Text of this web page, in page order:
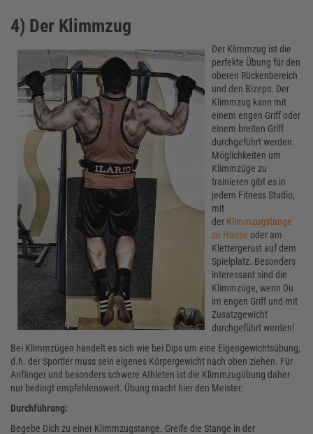
4) Der Klimmzug
Der Klimmzug ist die
perfekte Übung für den
oberen Rückenbereich
und den Bizeps. Der
Klimmzug kann mit
einem engen Griff oder
einem breiten Griff
durchgeführt werden.
Möglichkeiten um
Klimmzüge zu
trainieren gibt es in
jedem Fitness Studio,
mit
der Klimmzugstange
zu Hause oder am
Klettergerüst auf dem
Spielplatz. Besonders
interessant sind die
Klimmzüge, wenn Du
im engen Griff und mit
Zusatzgewicht
durchgeführt werden!
Bei Klimmzügen handelt es sich wie bei Dips um eine Eigengewichtsübung,
d.h. der Sportler muss sein eigenes Körpergewicht nach oben ziehen. Für
Anfänger und besonders schwere Athleten ist die Klimmzugübung daher
nur bedingt empfehlenswert. Übung macht hier den Meister.
Durchführung:
Begebe Dich zu einer Klimmzugstange. Greife die Stange in der